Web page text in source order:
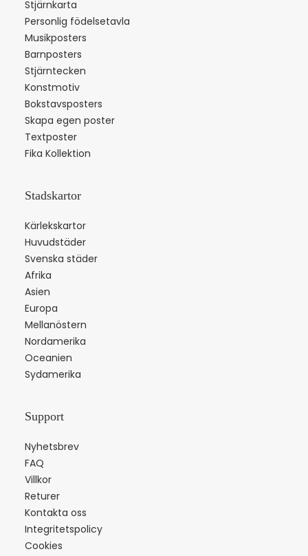
Stjärnkarta
Personlig födelsetavla
Musikposters
Barnposters
Stjärntecken
Konstmotiv
Bokstavsposters
Skapa egen poster
Textposter
Fika Kollektion
Stadskartor
Kärlekskartor
Huvudstäder
Svenska städer
Afrika
Asien
Europa
Mellanöstern
Nordamerika
Oceanien
Sydamerika
Support
Nyhetsbrev
FAQ
Villkor
Returer
Kontakta oss
Integritetspolicy
Cookies